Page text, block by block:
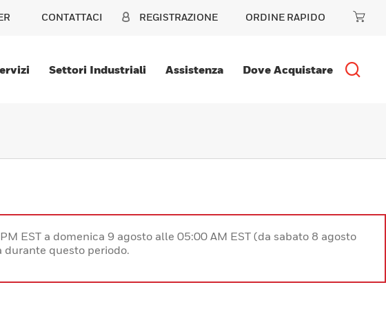
CONTATTACI REGISTRAZIONE ORDINE RAPIDO
Settori Industriali Assistenza Dove Acquistare
EST a domenica 9 agosto alle 05:00 AM EST (da sabato 8 agosto
durante questo periodo.